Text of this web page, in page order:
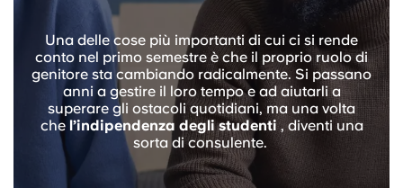
Una delle cose più importanti di cui ci si rende
conto nel primo semestre è che il proprio ruolo di
genitore sta cambiando radicalmente. Si passano
anni a gestire il loro tempo e ad aiutarli a
superare gli ostacoli quotidiani, ma una volta
che l’indipendenza degli studenti, diventi una
sorta di consulente.